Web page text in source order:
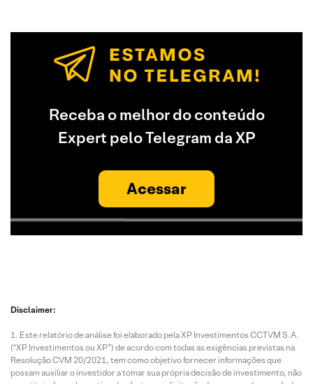
Receba o melhor do conteúdo
Expert pelo Telegram da XP
Acessar
Disclaimer:
Este relatório de análise foi elaborado pela XP Investimentos CCTVM S.A.
(“XP Investimentos ou XP”) de acordo com todas as exigências previstas na
Resolução CVM 20/2021, tem como objetivo fornecer informações que
possam auxiliar o investidor a tomar sua própria decisão de investimento, não